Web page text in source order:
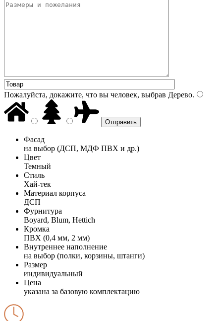
Пожалуйста, докажите, что вы человек, выбрав Дерево.
Фасад
на выбор (ДСП, МДФ ПВХ и др.)
Цвет
Темный
Стиль
Хай-тек
Материал корпуса
ДСП
Фурнитура
Boyard, Blum, Hettich
Кромка
ПВХ (0,4 мм, 2 мм)
Внутреннее наполнение
на выбор (полки, корзины, штанги)
Размер
индивидуальный
Цена
указана за базовую комплектацию